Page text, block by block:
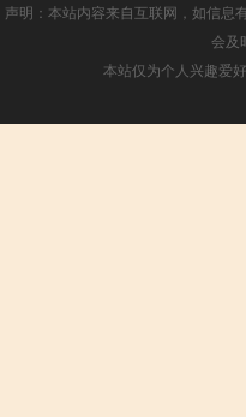
声明：本站内容来自互联网，如信息
会及
本站仅为个人兴趣爱